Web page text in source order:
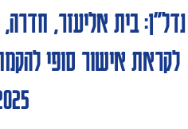
נדל"ן: בית אליעזר,